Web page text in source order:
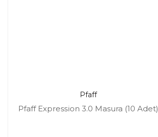
Pfaff
Pfaff Expression 3.0 Masura (10 Adet)